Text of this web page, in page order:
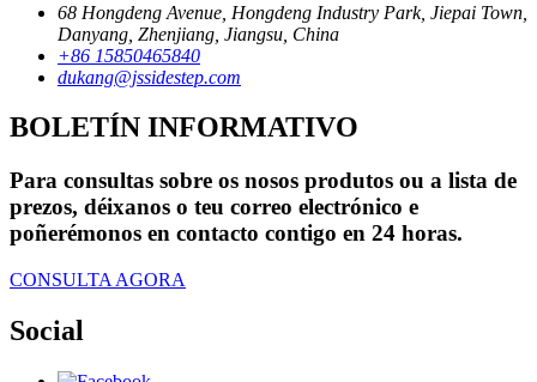
68 Hongdeng Avenue, Hongdeng Industry Park, Jiepai Town,
Danyang, Zhenjiang, Jiangsu, China
+86 15850465840
dukang@jssidestep.com
BOLETÍN INFORMATIVO
Para consultas sobre os nosos produtos ou a lista de
prezos, déixanos o teu correo electrónico e
poñerémonos en contacto contigo en 24 horas.
CONSULTA AGORA
Social